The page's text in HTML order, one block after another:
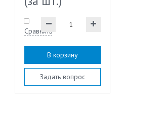
Сравнить
В корзину
Задать вопрос